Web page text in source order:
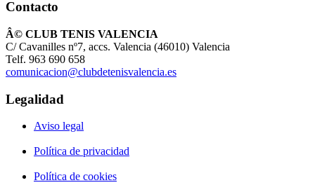
Contacto
Â© CLUB TENIS VALENCIA
C/ Cavanilles nº7, accs. Valencia (46010) Valencia
Telf. 963 690 658
comunicacion@clubdetenisvalencia.es
Legalidad
Aviso legal
Política de privacidad
Política de cookies